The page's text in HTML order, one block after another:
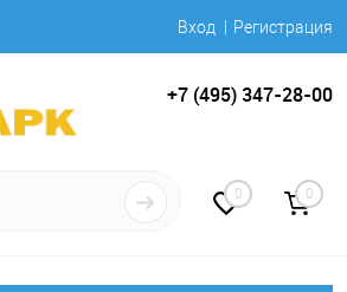
Вход Регистрация
+7 (495) 347-28-00
0 0